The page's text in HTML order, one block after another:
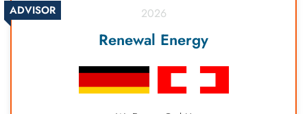
erforderlichen Unterlagen, wie dem Proxy
Statement und dem Prospekt.
ADVISOR 2026
Renewal Energy